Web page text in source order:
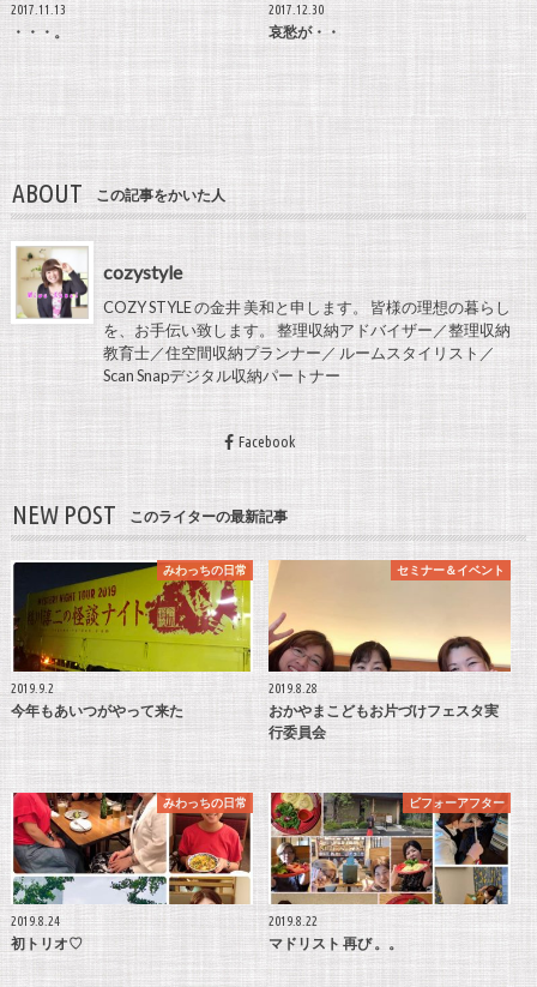
2017.11.13
・・・。
2017.12.30
哀愁が・・
ABOUT この記事をかいた人
cozystyle
COZY STYLE の金井 美和と申します。 皆様の理想の暮らし
を、お手伝い致します。 整理収納アドバイザー／整理収納
教育士／住空間収納プランナー／ ルームスタイリスト／
Scan Snapデジタル収納パートナー
Facebook
NEW POST このライターの最新記事
みわっちの日常
2019.9.2
今年もあいつがやって来た
セミナー＆イベント
2019.8.28
おかやまこどもお片づけフェスタ実
行委員会
みわっちの日常
2019.8.24
初トリオ♡
ビフォーアフター
2019.8.22
マドリスト 再び 。。